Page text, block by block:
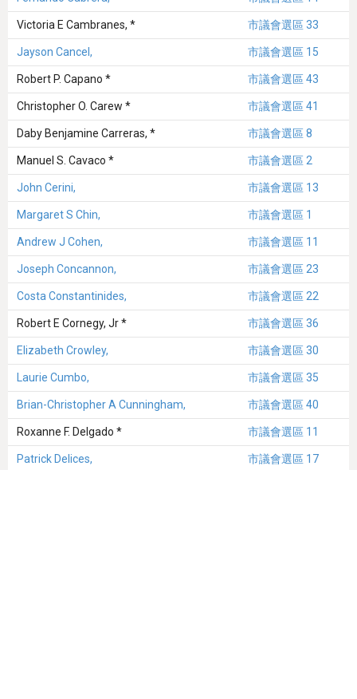
Victoria E Cambranes, * 市議會選區 33
Jayson Cancel, 市議會選區 15
Robert P. Capano * 市議會選區 43
Christopher O. Carew * 市議會選區 41
Daby Benjamine Carreras, * 市議會選區 8
Manuel S. Cavaco * 市議會選區 2
John Cerini, 市議會選區 13
Margaret S Chin, 市議會選區 1
Andrew J Cohen, 市議會選區 11
Joseph Concannon, 市議會選區 23
Costa Constantinides, 市議會選區 22
Robert E Cornegy, Jr * 市議會選區 36
Elizabeth Crowley, 市議會選區 30
Laurie Cumbo, 市議會選區 35
Brian-Christopher A Cunningham, 市議會選區 40
Roxanne F. Delgado * 市議會選區 11
Patrick Delices, 市議會選區 17